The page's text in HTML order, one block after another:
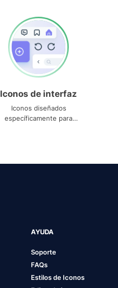
Iconos de interfaz
Iconos diseñados
específicamente para
AYUDA
Soporte
FAQs
Estilos de Iconos